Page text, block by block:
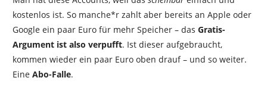
kostenlos ist. So manche*r zahlt aber bereits an Apple oder
Google ein paar Euro für mehr Speicher – das Gratis-
Argument ist also verpufft. Ist dieser aufgebraucht,
kommen wieder ein paar Euro oben drauf – und so weiter.
EineAbo-Falle.